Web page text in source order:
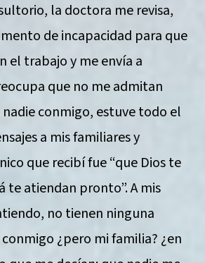
la doctora me revisa,
de incapacidad para que
el trabajo y me envía a
que no me admitan
conmigo, estuve todo el
a mis familiares y
que recibí fue “que Dios te
te atiendan pronto”. A mis
no tienen ninguna
¿pero mi familia? ¿en